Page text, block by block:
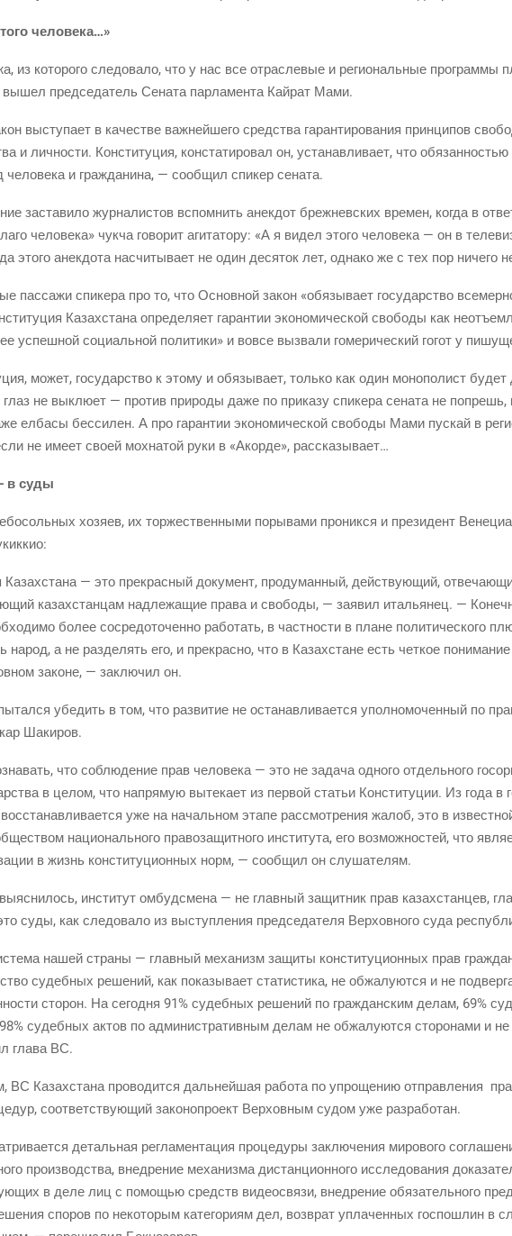
человека…»
из кото­ро­го сле­до­ва­ло, что у нас все отрас­ле­вые и реги­о­наль­ные про­грам­мы
вышел пред­се­да­тель Сена­та пар­ла­мен­та Кай­рат Мами.
высту­па­ет в каче­стве важ­ней­ше­го сред­ства гаран­ти­ро­ва­ния прин­ци­пов
и лич­но­сти. Кон­сти­ту­ция, кон­ста­ти­ро­вал он, уста­нав­ли­ва­ет, что
чело­ве­ка и граж­да­ни­на, — сооб­щил спи­кер сената.
заста­ви­ло жур­на­ли­стов вспом­нить анек­дот бреж­нев­ских вре­мен, когда в
чело­ве­ка» чук­ча гово­рит аги­та­то­ру: «А я видел это­го чело­ве­ка — он в
это­го анек­до­та насчи­ты­ва­ет не один деся­ток лет, одна­ко же с тех пор ниче­го
пас­са­жи спи­ке­ра про то, что Основ­ной закон «обя­зы­ва­ет госу­дар­ство
Казах­ста­на опре­де­ля­ет гаран­тии эко­но­ми­че­ской сво­бо­ды как
успеш­ной соци­аль­ной поли­ти­ки» и вовсе вызва­ли гоме­ри­че­ский гогот у
может, госу­дар­ство к это­му и обя­зы­ва­ет, толь­ко как один моно­по­лист
глаз не выклю­ет — про­тив при­ро­ды даже по при­ка­зу спи­ке­ра сена­та не
елба­сы бес­си­лен. А про гаран­тии эко­но­ми­че­ской сво­бо­ды Мами пус­кай в
не име­ет сво­ей мох­на­той руки в «Акор­де», рассказывает…
в суды
хозя­ев, их тор­же­ствен­ны­ми поры­ва­ми про­ник­ся и пре­зи­дент
Казах­ста­на — это пре­крас­ный доку­мент, про­ду­ман­ный, дей­ству­ю­щий,
казах­стан­цам над­ле­жа­щие пра­ва и сво­бо­ды, — заявил ита­лья­нец. —
более сосре­до­то­чен­но рабо­тать, в част­но­сти в плане поли­ти­че­ско­го
народ, а не раз­де­лять его, и пре­крас­но, что в Казах­стане есть чет­кое
законе, — заклю­чил он.
убе­дить в том, что раз­ви­тие не оста­нав­ли­ва­ет­ся упол­но­мо­чен­ный по
Шакиров.
что соблю­де­ние прав чело­ве­ка — это не зада­ча одно­го отдель­но­го
в целом, что напря­мую выте­ка­ет из пер­вой ста­тьи Кон­сти­ту­ции. Из года
уже на началь­ном эта­пе рас­смот­ре­ния жалоб, это в
наци­о­наль­но­го пра­во­за­щит­но­го инсти­ту­та, его воз­мож­но­стей, что
в жизнь кон­сти­ту­ци­он­ных норм, — сооб­щил он слушателям.
инсти­тут омбуд­сме­на — не глав­ный защит­ник прав казах­стан­цев,
суды, как сле­до­ва­ло из выступ­ле­ния пред­се­да­те­ля Вер­хов­но­го суда
нашей стра­ны — глав­ный меха­низм защи­ты кон­сти­ту­ци­он­ных прав
судеб­ных реше­ний, как пока­зы­ва­ет ста­ти­сти­ка, не обжа­лу­ют­ся и не
сто­рон. На сего­дня 91% судеб­ных реше­ний по граж­дан­ским делам, 69%
судеб­ных актов по адми­ни­стра­тив­ным делам не обжа­лу­ют­ся сто­ро­на­ми и
гла­ва ВС.
ВС Казах­ста­на про­во­дит­ся даль­ней­шая рабо­та по упро­ще­нию отправ­ле­ния
соот­вет­ству­ю­щий зако­но­про­ект Вер­хов­ным судом уже разработан.
деталь­ная регла­мен­та­ция про­це­ду­ры заклю­че­ния миро­во­го
про­из­вод­ства, внед­ре­ние меха­низ­ма дистан­ци­он­но­го иссле­до­ва­ния
в деле лиц с помо­щью средств видео­свя­зи, внед­ре­ние обя­за­тель­но­го
спо­ров по неко­то­рым кате­го­ри­ям дел, воз­врат упла­чен­ных гос­по­шлин в